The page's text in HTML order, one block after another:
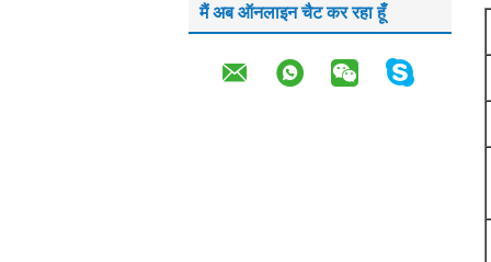
मैं अब ऑनलाइन चैट कर रहा हूँ